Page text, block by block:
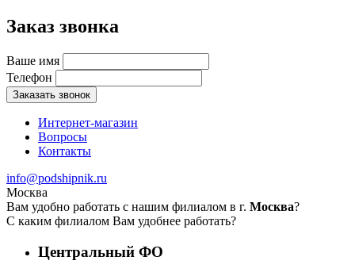
Заказ звонка
Ваше имя
Телефон
Заказать звонок
Интернет-магазин
Вопросы
Контакты
info@podshipnik.ru
Москва
Вам удобно работать с нашим филиалом в г. Москва?
С каким филиалом Вам удобнее работать?
Центральный ФО